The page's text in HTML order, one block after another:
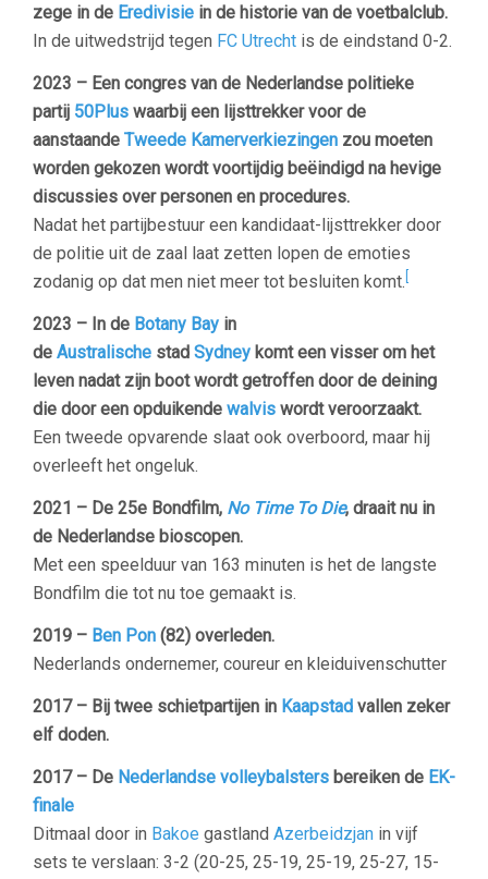
zege in de Eredivisie in de historie van de voetbalclub.
In de uitwedstrijd tegen FC Utrecht is de eindstand 0-2.
2023 – Een congres van de Nederlandse politieke
partij 50Plus waarbij een lijsttrekker voor de
aanstaande Tweede Kamerverkiezingen zou moeten
worden gekozen wordt voortijdig beëindigd na hevige
discussies over personen en procedures.
Nadat het partijbestuur een kandidaat-lijsttrekker door
de politie uit de zaal laat zetten lopen de emoties
zodanig op dat men niet meer tot besluiten komt.
2023 – In de Botany Bay in
de Australische stad Sydney komt een visser om het
leven nadat zijn boot wordt getroffen door de deining
die door een opduikende walvis wordt veroorzaakt.
Een tweede opvarende slaat ook overboord, maar hij
overleeft het ongeluk.
2021 – De 25e Bondfilm, No Time To Die, draait nu in
de Nederlandse bioscopen.
Met een speelduur van 163 minuten is het de langste
Bondfilm die tot nu toe gemaakt is.
2019 – Ben Pon (82) overleden.
Nederlands ondernemer, coureur en kleiduivenschutter
2017 – Bij twee schietpartijen in Kaapstad vallen zeker
elf doden.
2017 – De Nederlandse volleybalsters bereiken de EK-
finale
Ditmaal door in Bakoe gastland Azerbeidzjan in vijf
sets te verslaan: 3-2 (20-25, 25-19, 25-19, 25-27, 15-